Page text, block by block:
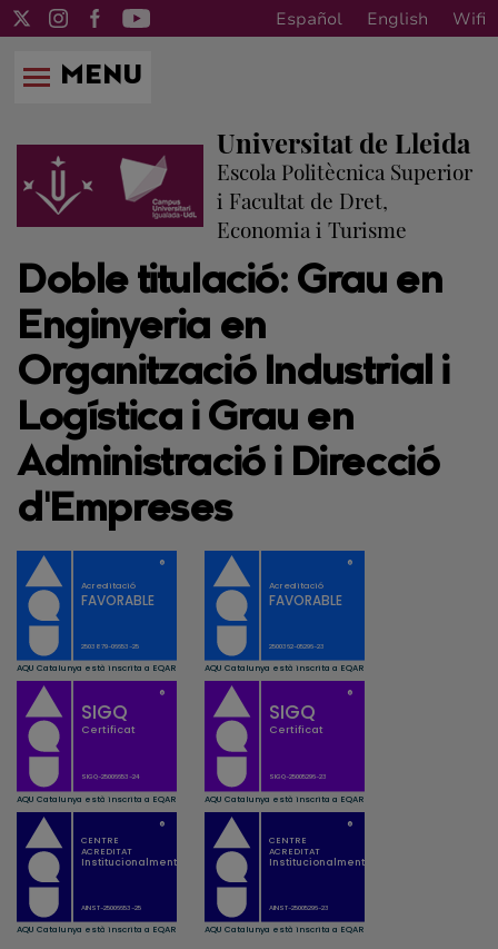
Español English Wifi
MENU
Universitat de Lleida
Escola Politècnica Superior
i Facultat de Dret,
Economia i Turisme
Doble titulació: Grau en
Enginyeria en
Organització Industrial i
Logística i Grau en
Administració i Direcció
d'Empreses